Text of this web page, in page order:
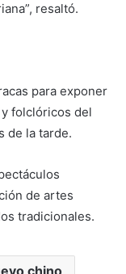
resaltó.
para exponer
folclóricos del
de la tarde.
de artes
tradicionales.
chino